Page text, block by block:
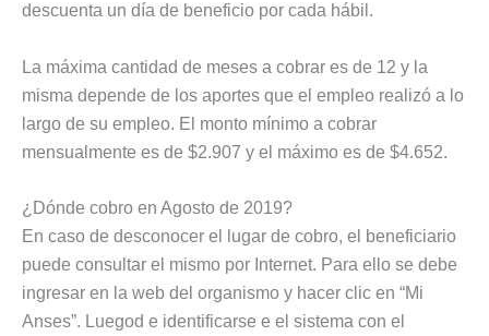
descuenta un día de beneficio por cada hábil.
La máxima cantidad de meses a cobrar es de 12 y la
misma depende de los aportes que el empleo realizó a lo
largo de su empleo. El monto mínimo a cobrar
mensualmente es de $2.907 y el máximo es de $4.652.
¿Dónde cobro en Agosto de 2019?
En caso de desconocer el lugar de cobro, el beneficiario
puede consultar el mismo por Internet. Para ello se debe
ingresar en la web del organismo y hacer clic en “Mi
Anses”. Luegod e identificarse e el sistema con el